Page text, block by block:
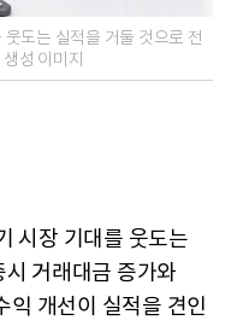
도는 실적을 거둘 것으로 전
성 이미지
시장 기대를 웃도는
거래대금 증가와
익 개선이 실적을 견인